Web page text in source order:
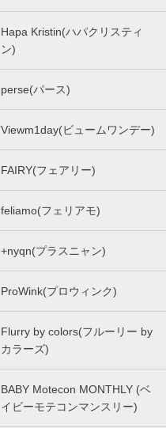
Hapa Kristin(ハパクリスティ
ン)
perse(パース)
Viewm1day(ビュームワンデー)
FAIRY(フェアリー)
feliamo(フェリアモ)
+nyqn(プラスニャン)
ProWink(プロウィンク)
Flurry by colors(フルーリー by
カラーズ)
BABY Motecon MONTHLY (ベ
イビーモテコンマンスリー)